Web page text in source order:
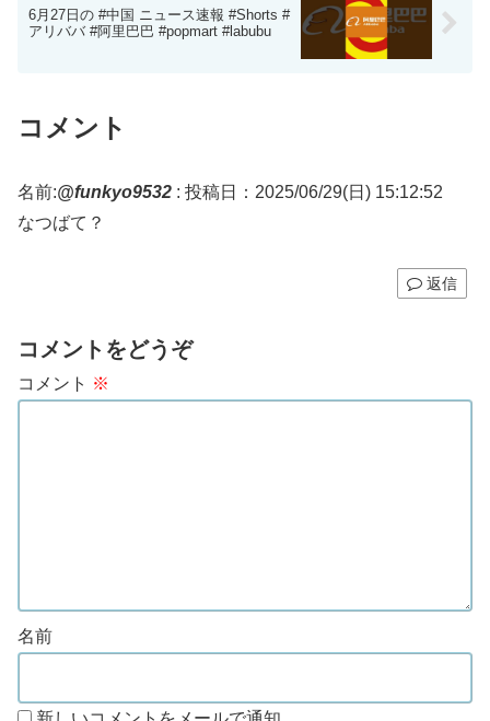
6月27日の #中国 ニュース速報 #Shorts #
アリババ #阿里巴巴 #popmart #labubu
コメント
名前:@funkyo9532 : 投稿日：2025/06/29(日) 15:12:52
なつばて？
返信
コメントをどうぞ
コメント ※
名前